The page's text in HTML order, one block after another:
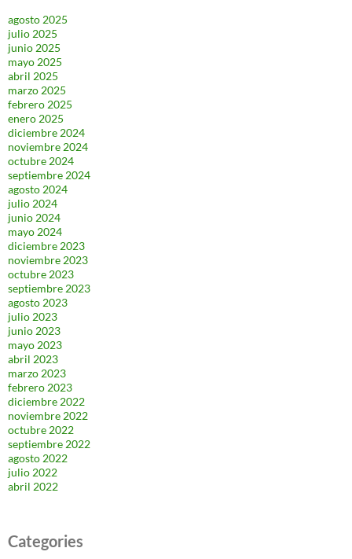
agosto 2025
julio 2025
junio 2025
mayo 2025
abril 2025
marzo 2025
febrero 2025
enero 2025
diciembre 2024
noviembre 2024
octubre 2024
septiembre 2024
agosto 2024
julio 2024
junio 2024
mayo 2024
diciembre 2023
noviembre 2023
octubre 2023
septiembre 2023
agosto 2023
julio 2023
junio 2023
mayo 2023
abril 2023
marzo 2023
febrero 2023
diciembre 2022
noviembre 2022
octubre 2022
septiembre 2022
agosto 2022
julio 2022
abril 2022
Categories